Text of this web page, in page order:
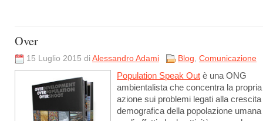
Over
15 Luglio 2015 di Alessandro Adami Blog, Comunicazione
Population Speak Out è una ONG
ambientalista che concentra la propria
azione sui problemi legati alla crescita
demografica della popolazione